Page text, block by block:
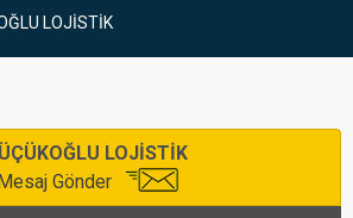
LOJİSTİK
LOJİSTİK
Gönder